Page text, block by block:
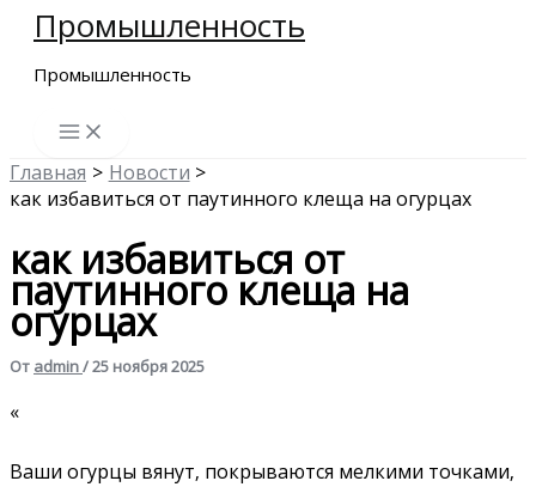
Перейти
содержимому
Промышленность
Промышленность
Главная
Новости
как избавиться от паутинного клеща на огурцах
как избавиться от
паутинного клеща на
огурцах
От admin/25 ноября 2025
«
Ваши огурцы вянут‚ покрываются мелкими точками‚